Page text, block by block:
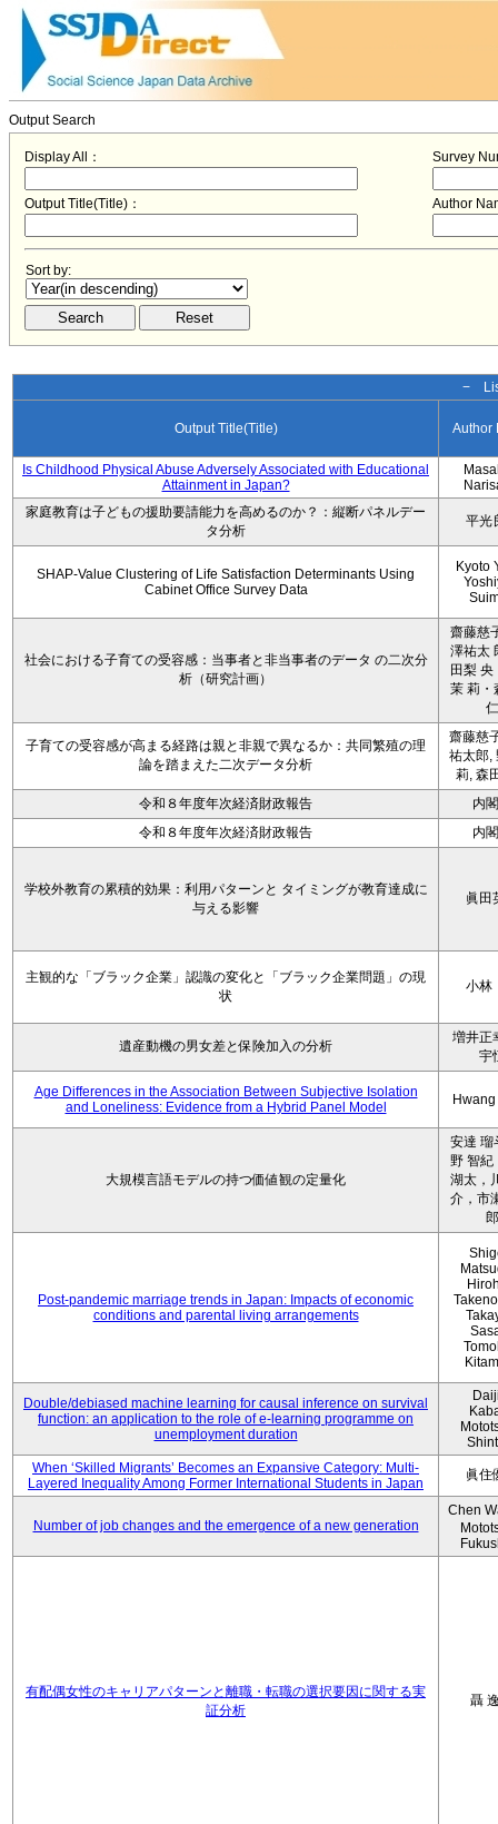
Output Search
Display All： Survey
Output Title(Title)： Author
Sort by:
−
Output Title(Title) Author
Is Childhood Physical Abuse Adversely Associated with Educational
Attainment in Japan?
家庭教育は子どもの援助要請能力を高めるのか？：縦断パネルデー
タ分析
平光
SHAP-Value Clustering of Life Satisfaction Determinants Using
Cabinet Office Survey Data
Kyoto
社会における子育ての受容感：当事者と非当事者のデータ の二次分
析（研究計画）
齋藤慈
澤祐太
田梨 央
茉 莉・
仁
子育ての受容感が高まる経路は親と非親で異なるか：共同繁殖の理
論を踏まえた二次データ分析
齋藤慈
祐太郎,
莉, 森
令和８年度年次経済財政報告
内
令和８年度年次経済財政報告
内
学校外教育の累積的効果：利用パターンと タイミングが教育達成に
与える影響
眞田
主観的な「ブラック企業」認識の変化と「ブラック企業問題」の現
状
小
遺産動機の男女差と保険加入の分析
増井正
宇
Age Differences in the Association Between Subjective Isolation
and Loneliness: Evidence from a Hybrid Panel Model
大規模言語モデルの持つ価値観の定量化
安達 瑠
野 智紀
湖太，
介，市
郎
Post-pandemic marriage trends in Japan: Impacts of economic
conditions and parental living arrangements
Double/debiased machine learning for causal inference on survival
function: an application to the role of e-learning programme on
unemployment duration
When ‘Skilled Migrants’ Becomes an Expansive Category: Multi-
Layered Inequality Among Former International Students in Japan
眞住
Number of job changes and the emergence of a new generation
Chen
有配偶女性のキャリアパターンと離職・転職の選択要因に関する実
証分析
聶